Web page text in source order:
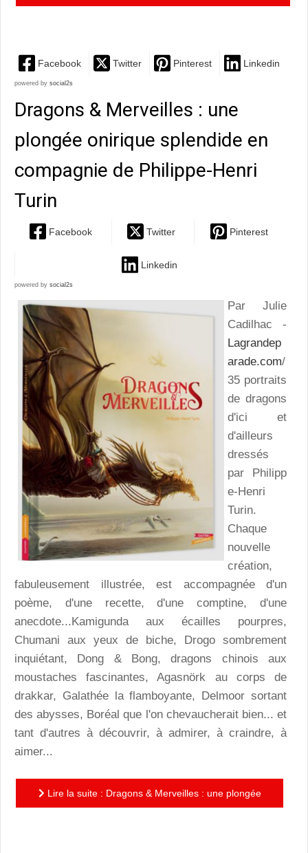
Facebook Twitter Pinterest Linkedin
powered by social2s
Dragons & Merveilles : une
plongée onirique splendide en
compagnie de Philippe-Henri
Turin
Facebook Twitter Pinterest
Linkedin
powered by social2s
Par Julie
Cadilhac -
Lagrandep
arade.com/
35 portraits
de dragons
d'ici et
d'ailleurs
dressés
par Philipp
e-Henri
Turin.
Chaque
nouvelle
création,
fabuleusement illustrée, est accompagnée d'un
poème, d'une recette, d'une comptine, d'une
anecdote...Kamigunda aux écailles pourpres,
Chumani aux yeux de biche, Drogo sombrement
inquiétant, Dong & Bong, dragons chinois aux
moustaches fascinantes, Agasnörk au corps de
drakkar, Galathée la flamboyante, Delmoor sortant
des abysses, Boréal que l'on chevaucherait bien... et
tant d'autres à découvrir, à admirer, à craindre, à
aimer...
Lire la suite : Dragons & Merveilles : une plongée